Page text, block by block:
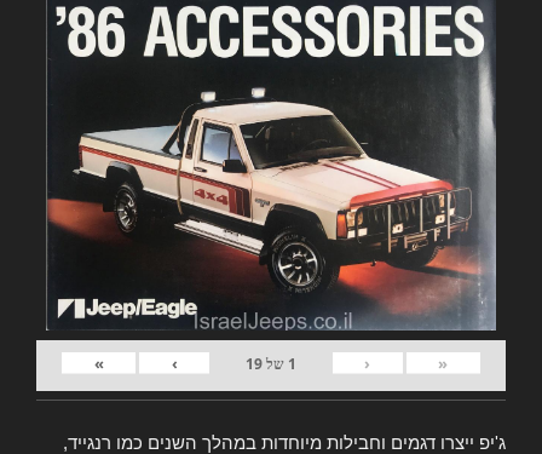
«
‹
1 של19
›
»
ג'יפ ייצרו דגמים וחבילות מיוחדות במהלך השנים כמו רנגייד,